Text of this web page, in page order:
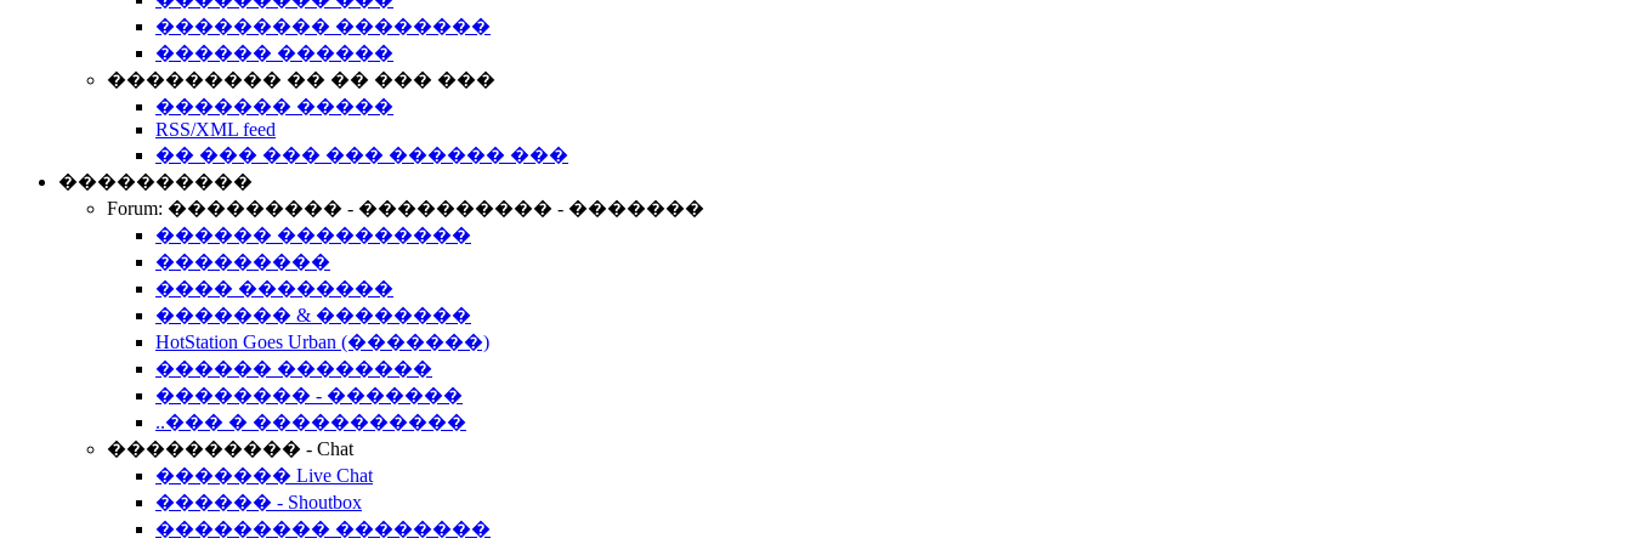
��������� ��������
������ ������
��������� �� �� ��� ���
������� �����
RSS/XML feed
�� ��� ��� ��� ������ ���
����������
Forum: ��������� - ���������� - �������
������ ����������
���������
���� ��������
������� & ��������
HotStation Goes Urban (�������)
������ ��������
�������� - �������
..��� � �����������
���������� - Chat
������� Live Chat
������ - Shoutbox
��������� ��������